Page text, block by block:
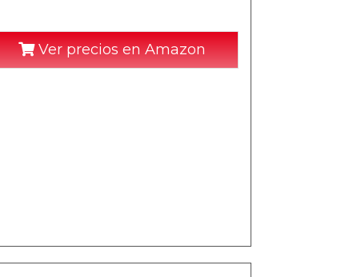
Ver precios en Amazon